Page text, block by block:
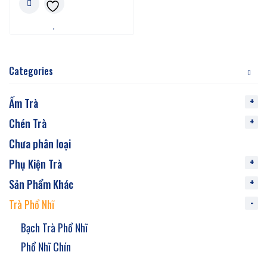
Categories
Ấm Trà
Chén Trà
Chưa phân loại
Phụ Kiện Trà
Sản Phẩm Khác
Trà Phổ Nhĩ
Bạch Trà Phổ Nhĩ
Phổ Nhĩ Chín
5 sao